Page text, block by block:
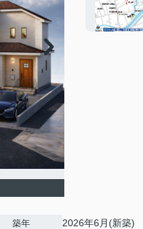
築年 2026年6月(新築)